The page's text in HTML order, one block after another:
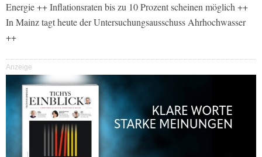
Energie ++ Inflationsraten bis zu 10 Prozent scheinen möglich ++
In Mainz tagt heute der Untersuchungsausschuss Ahrhochwasser
++
Anzeige